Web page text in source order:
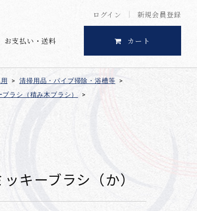
ログイン 新規会員登録
お支払い・送料 カート
> 清掃用品・パイプ掃除・浴槽等 >
ラシ（積み木ブラシ）
>
キーブラシ（か）